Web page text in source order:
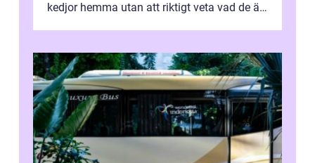
kedjor hemma utan att riktigt veta vad de är